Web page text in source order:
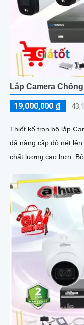
Lắp Camera
19,000,000 ₫
Thiết kế trọn bộ lắp
đã nâng cấp độ nét